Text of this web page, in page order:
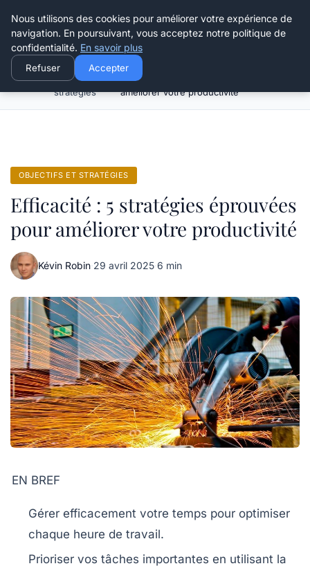
Henry Panky
Objectifs et
stratégies
Efficacité : 5 stratégies éprouvées pour
améliorer votre productivité
OBJECTIFS ET STRATÉGIES
Efficacité : 5 stratégies éprouvées
pour améliorer votre productivité
Kévin Robin·29 avril 2025·6 min
EN BREF
Gérer efficacement votre temps pour optimiser
chaque heure de travail.
Prioriser vos tâches importantes en utilisant la
Nous utilisons des cookies pour améliorer votre expérience de
navigation. En poursuivant, vous acceptez notre politique de
confidentialité. En savoir plus
Refuser Accepter